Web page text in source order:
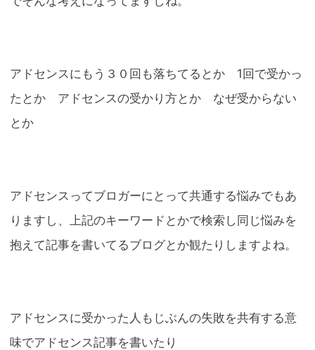
アドセンスにもう３０回も落ちてるとか 1回で受かっ
たとか アドセンスの受かり方とか なぜ受からない
とか
アドセンスってブロガーにとって共通する悩みでもあ
りますし、上記のキーワードとかで検索し同じ悩みを
抱えて記事を書いてるブログとか観たりしますよね。
アドセンスに受かった人もじぶんの失敗を共有する意
味でアドセンス記事を書いたり